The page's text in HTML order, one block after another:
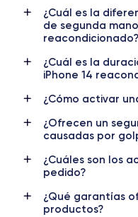
Dimensiones
146.7×71.5×7.8 mm
OLED 6.1 pulgadas
RAM
Nombre CPU
5 Core GPU
¿Cuál es la
de segunda
reacondicionado?
¿Cuál es la
iPhone 14
¿Cómo activar
¿Ofrecen un
causadas por
¿Cuáles son los
pedido?
¿Qué garantías
productos?